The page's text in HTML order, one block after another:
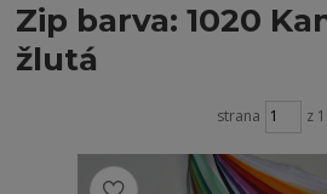
Zip barva: 1020
žlutá
strana z 1